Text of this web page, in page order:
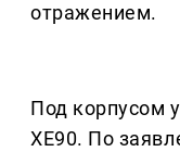
отражением.
Под корпусом
XE90. По